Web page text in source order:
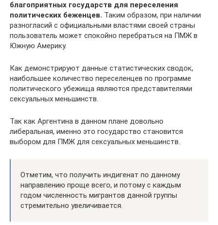
благоприятных государств для переселения
политических беженцев. Таким образом, при наличии
разногласий с официальными властями своей страны
пользователь может спокойно перебраться на ПМЖ в
Южную Америку.
Как демонстрируют данные статистических сводок,
наибольшее количество переселенцев по программе
политического убежища являются представителями
сексуальных меньшинств.
Так как Аргентина в данном плане довольно
либеральная, именно это государство становится
выбором для ПМЖ для сексуальных меньшинств.
Отметим, что получить индигенат по данному
направлению проще всего, и потому с каждым
годом численность мигрантов данной группы
стремительно увеличивается.